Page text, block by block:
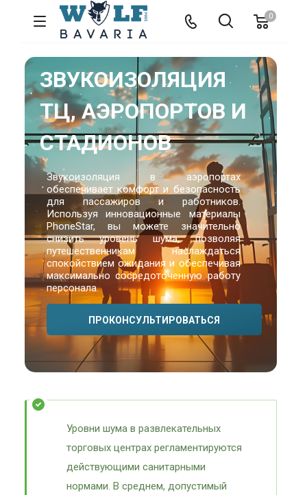
0
ЗВУКОИЗОЛЯЦИЯ
ТЦ, АЭРОПОРТОВ И
СТАДИОНОВ
Звукоизоляция в аэропортах
обеспечивает комфорт и безопасность
для пассажиров и работников.
Используя инновационные материалы
PhoneStar, вы можете значительно
снизить уровень шума, позволяя
путешественникам наслаждаться
спокойствием ожидания и обеспечивая
максимально сосредоточенную работу
персонала.
ПРОКОНСУЛЬТИРОВАТЬСЯ
Уровни шума в развлекательных
торговых центрах регламентируются
действующими санитарными
нормами. В среднем, допустимый